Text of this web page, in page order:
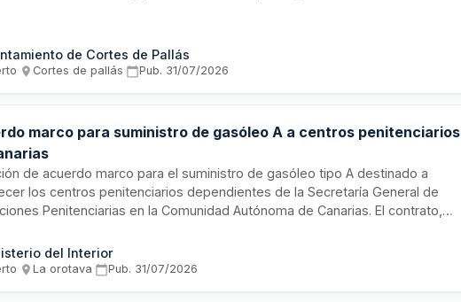
correspondientes. La administración no adquiere compromiso de
mínimo ni de agotar presupuesto.
de Cortes de Pallás
· Cortes de pallás· Pub. 31/07/2026
marco para suministro de gasóleo A a centros penitenciarios
de acuerdo marco para el suministro de gasóleo tipo A destinado a
los centros penitenciarios dependientes de la Secretaría General de
Penitenciarias en la Comunidad Autónoma de Canarias. El contrato,
un importe máximo de ejecución para garantizar el funcionamiento
de las instalaciones penitenciarias mediante el suministro regular de
del Interior
· La orotava· Pub. 31/07/2026